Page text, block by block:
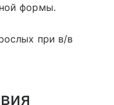
формы.
при в/в